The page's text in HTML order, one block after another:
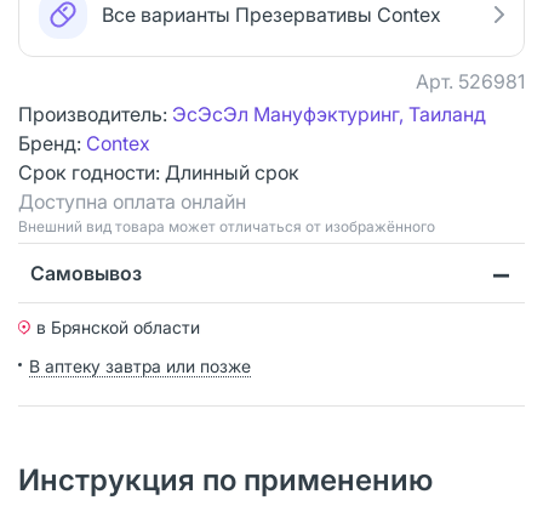
Все варианты Презервативы Contex
Арт. 526981
Производитель: ЭсЭсЭл Мануфэктуринг, Таиланд
Бренд: Contex
Срок годности: Длинный срок
Доступна оплата онлайн
Bнешний вид товара может отличаться от изображённого
Самовывоз
в Брянской области
В аптеку завтра или позже
Инструкция по применению